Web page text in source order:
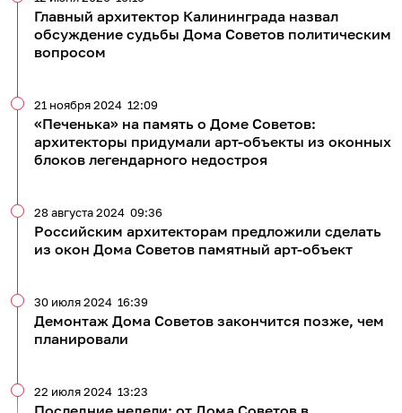
Главный архитектор Калининграда назвал
обсуждение судьбы Дома Советов политическим
вопросом
«Печенька» на память о Доме Советов:
архитекторы придумали арт-объекты из оконных
блоков легендарного недостроя
21 ноября 2024 12:09
Российским архитекторам предложили сделать
из окон Дома Советов памятный арт-объект
28 августа 2024 09:36
Демонтаж Дома Советов закончится позже, чем
планировали
30 июля 2024 16:39
22 июля 2024 13:23